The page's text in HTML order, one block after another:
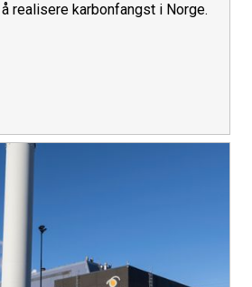
realisere karbonfangst i Norge.